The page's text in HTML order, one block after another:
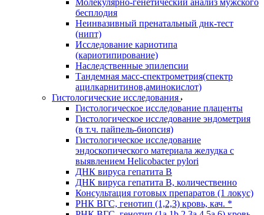
Молекулярно-генетический анализ мужского
бесплодия
Неинвазивный пренатальный днк-тест
(нипт)
Исследование кариотипа
(кариотипирование)
Наследственные эпилепсии
Тандемная масс-спектрометрия(спектр
ацилкарнитинов,аминокислот)
Гистологические исследования
Гистологическое исследование плаценты
Гистологическое исследование эндометрия
(в т.ч. пайпель-биопсия)
Гистологическое исследование
эндоскопического материала желудка с
выявлением Helicobacter pylori
ДНК вируса гепатита B
ДНК вируса гепатита B, количественно
Консультация готовых препаратов (1 локус)
РНК ВГC, генотип (1,2,3) кровь, кач. *